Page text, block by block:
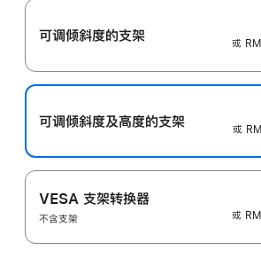
可调倾斜度的支架
或
可调倾斜度及高‍度的支‍架
或
VESA 支架转换器
不含支架
或